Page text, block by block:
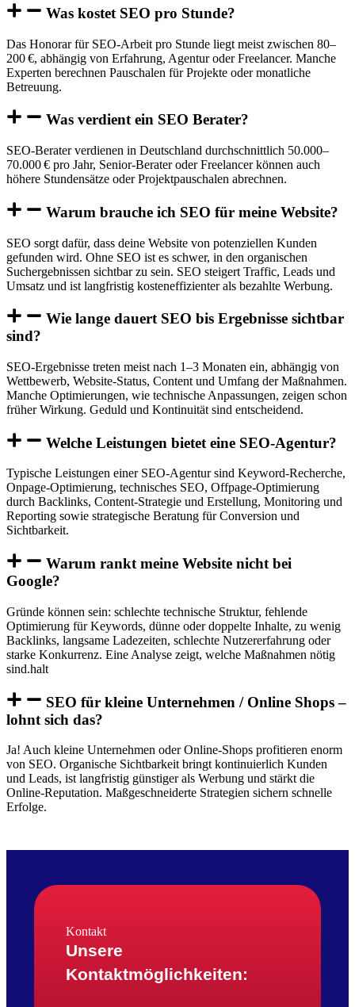
Was kostet SEO pro Stunde?
Das Honorar für SEO-Arbeit pro Stunde liegt meist zwischen 80–
200 €, abhängig von Erfahrung, Agentur oder Freelancer. Manche
Experten berechnen Pauschalen für Projekte oder monatliche
Betreuung.
Was verdient ein SEO Berater?
SEO-Berater verdienen in Deutschland durchschnittlich 50.000–
70.000 € pro Jahr, Senior-Berater oder Freelancer können auch
höhere Stundensätze oder Projektpauschalen abrechnen.
Warum brauche ich SEO für meine Website?
SEO sorgt dafür, dass deine Website von potenziellen Kunden
gefunden wird. Ohne SEO ist es schwer, in den organischen
Suchergebnissen sichtbar zu sein. SEO steigert Traffic, Leads und
Umsatz und ist langfristig kosteneffizienter als bezahlte Werbung.
Wie lange dauert SEO bis Ergebnisse sichtbar
sind?
SEO-Ergebnisse treten meist nach 1–3 Monaten ein, abhängig von
Wettbewerb, Website-Status, Content und Umfang der Maßnahmen.
Manche Optimierungen, wie technische Anpassungen, zeigen schon
früher Wirkung. Geduld und Kontinuität sind entscheidend.
Welche Leistungen bietet eine SEO-Agentur?
Typische Leistungen einer SEO-Agentur sind Keyword-Recherche,
Onpage-Optimierung, technisches SEO, Offpage-Optimierung
durch Backlinks, Content-Strategie und Erstellung, Monitoring und
Reporting sowie strategische Beratung für Conversion und
Sichtbarkeit.
Warum rankt meine Website nicht bei
Google?
Gründe können sein: schlechte technische Struktur, fehlende
Optimierung für Keywords, dünne oder doppelte Inhalte, zu wenig
Backlinks, langsame Ladezeiten, schlechte Nutzererfahrung oder
starke Konkurrenz. Eine Analyse zeigt, welche Maßnahmen nötig
sind.halt
SEO für kleine Unternehmen / Online Shops –
lohnt sich das?
Ja! Auch kleine Unternehmen oder Online-Shops profitieren enorm
von SEO. Organische Sichtbarkeit bringt kontinuierlich Kunden
und Leads, ist langfristig günstiger als Werbung und stärkt die
Online-Reputation. Maßgeschneiderte Strategien sichern schnelle
Erfolge.
Kontakt
Unsere
Kontaktmöglichkeiten: